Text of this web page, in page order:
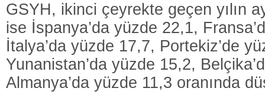
GSYH, ikinci çeyrekte geçen yılın
ise İspanya’da yüzde 22,1,
İtalya’da yüzde 17,7, Portekiz’de
Yunanistan’da yüzde 15,2,
Almanya’da yüzde 11,3 oranında